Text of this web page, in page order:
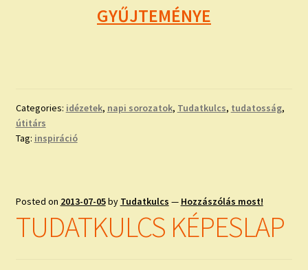
GYŰJTEMÉNYE
Categories: idézetek, napi sorozatok, Tudatkulcs, tudatosság,
útitárs
Tag: inspiráció
Posted on 2013-07-05by Tudatkulcs — Hozzászólás most!
TUDATKULCS KÉPESLAP